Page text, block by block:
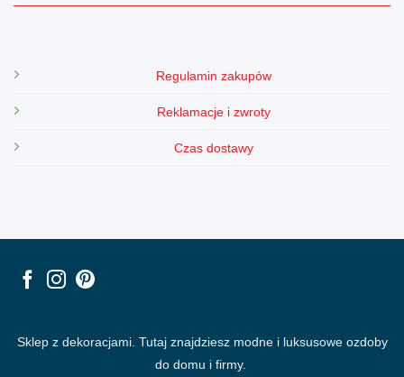
Regulamin zakupów
Reklamacje i zwroty
Czas dostawy
Sklep z dekoracjami. Tutaj znajdziesz modne i luksusowe ozdoby
do domu i firmy.